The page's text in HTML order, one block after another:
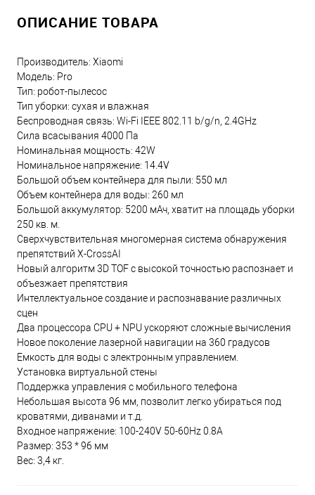
ОПИСАНИЕ ТОВАРА
Производитель: Xiaomi
Модель: Pro
Тип: робот-пылесос
Тип уборки: сухая и влажная
Беспроводная связь: Wi-Fi IEEE 802.11 b/g/n, 2.4GHz
Сила всасывания 4000 Па
Номинальная мощность: 42W
Номинальное напряжение: 14.4V
Большой объем контейнера для пыли: 550 мл
Объем контейнера для воды: 260 мл
Большой аккумулятор: 5200 мАч, хватит на площадь уборки
250 кв. м.
Сверхчувствительная многомерная система обнаружения
препятствий X-CrossAI
Новый алгоритм 3D TOF с высокой точностью распознает и
объезжает препятствия
Интеллектуальное создание и распознавание различных
сцен
Два процессора CPU + NPU ускоряют сложные вычисления
Новое поколение лазерной навигации на 360 градусов
Емкость для воды с электронным управлением.
Установка виртуальной стены
Поддержка управления с мобильного телефона
Небольшая высота 96 мм, позволит легко убираться под
кроватями, диванами и т.д.
Входное напряжение: 100-240V 50-60Hz 0.8A
Размер: 353 * 96 мм
Вес: 3,4 кг.